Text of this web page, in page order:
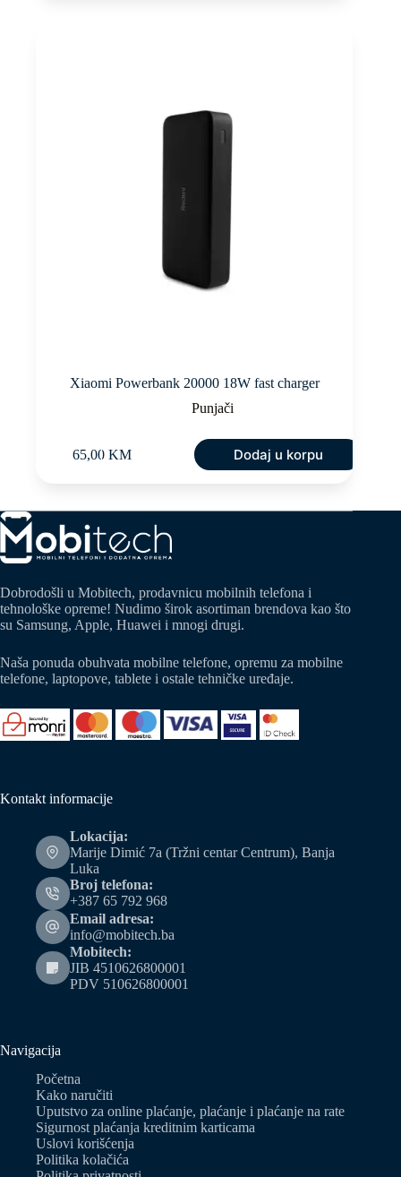
Xiaomi Powerbank 20000 18W fast charger
Punjači
65,00 KM Dodaj u korpu
Dobrodošli u Mobitech, prodavnicu mobilnih telefona i
tehnološke opreme! Nudimo širok asortiman brendova kao što
su Samsung, Apple, Huawei i mnogi drugi.
Naša ponuda obuhvata mobilne telefone, opremu za mobilne
telefone, laptopove, tablete i ostale tehničke uređaje.
Kontakt informacije
Lokacija:
Marije Dimić 7a (Tržni centar Centrum), Banja
Luka
Broj telefona:
+387 65 792 968
Email adresa:
info@mobitech.ba
Mobitech:
JIB 4510626800001
PDV 510626800001
Navigacija
Početna
Kako naručiti
Uputstvo za online plaćanje, plaćanje i plaćanje na rate
Sigurnost plaćanja kreditnim karticama
Uslovi korišćenja
Politika kolačića